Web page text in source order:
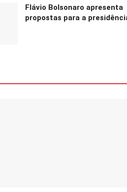
Flávio Bolsonaro apresenta
propostas para a